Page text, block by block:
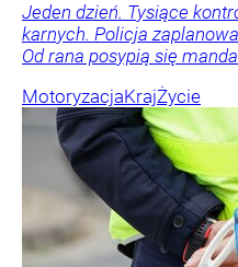
Jeden dzień. Tysiące
karnych. Policja
Od rana posypią się
MotoryzacjaKrajŻycie